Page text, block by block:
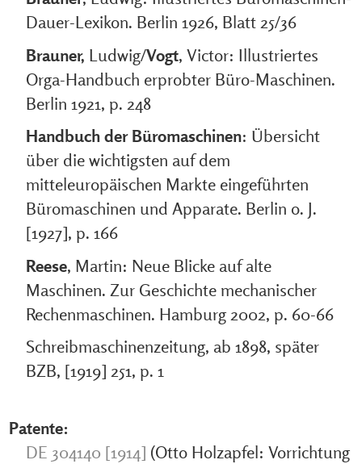
Dauer-Lexikon. Berlin 1926, Blatt 25/36
Brauner, Ludwig/Vogt, Victor: Illustriertes
Orga-Handbuch erprobter Büro-Maschinen.
Berlin 1921, p. 248
Handbuch der Büromaschinen: Übersicht
über die wichtigsten auf dem
mitteleuropäischen Markte eingeführten
Büromaschinen und Apparate. Berlin o. J.
[1927], p. 166
Reese, Martin: Neue Blicke auf alte
Maschinen. Zur Geschichte mechanischer
Rechenmaschinen. Hamburg 2002, p. 60-66
Schreibmaschinenzeitung, ab 1898, später
BZB, [1919] 251, p. 1
Patente:
DE 304140 [1914] (Otto Holzapfel: Vorrichtung